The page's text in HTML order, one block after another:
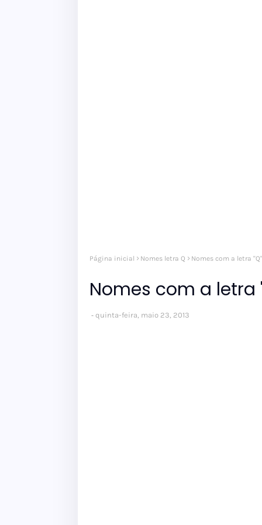
Página inicial Nomes letra Q Nomes com a letra "Q"
Nomes com a letra
quinta-feira, maio 23, 2013